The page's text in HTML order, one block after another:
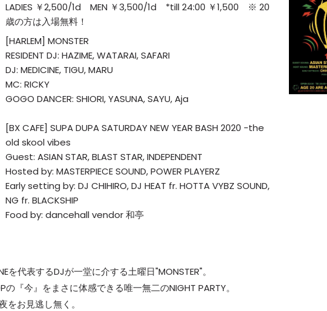
LADIES ￥2,500/1d MEN ￥3,500/1d *till 24:00 ￥1,500 ※ 20
歳の方は入場無料！
[HARLEM] MONSTER
RESIDENT DJ: HAZIME, WATARAI, SAFARI
DJ: MEDICINE, TIGU, MARU
MC: RICKY
GOGO DANCER: SHIORI, YASUNA, SAYU, Aja
[BX CAFE] SUPA DUPA SATURDAY NEW YEAR BASH 2020 -the
old skool vibes
Guest: ASIAN STAR, BLAST STAR, INDEPENDENT
Hosted by: MASTERPIECE SOUND, POWER PLAYERZ
Early setting by: DJ CHIHIRO, DJ HEAT fr. HOTTA VYBZ SOUND,
NG fr. BLACKSHIP
Food by: dancehall vendor 和亭
を代表するDJが一堂に介する土曜日"MONSTER"。
の『今』をまさに体感できる唯一無二のNIGHT PARTY。
をお見逃し無く。